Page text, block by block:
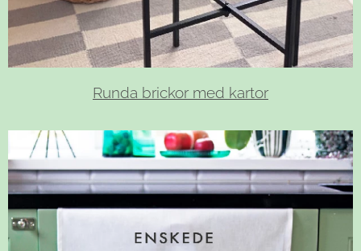
Runda brickor med kartor